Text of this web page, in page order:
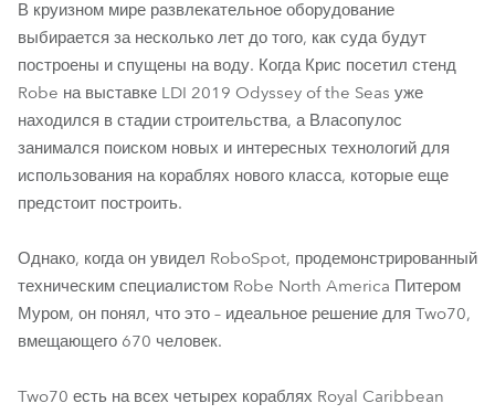
В круизном мире развлекательное оборудование
выбирается за несколько лет до того, как суда будут
построены и спущены на воду. Когда Крис посетил стенд
Robe на выставке LDI 2019 Odyssey of the Seas уже
находился в стадии строительства, а Власопулос
занимался поиском новых и интересных технологий для
использования на кораблях нового класса, которые еще
предстоит построить.
Однако, когда он увидел RoboSpot, продемонстрированный
техническим специалистом Robe North America Питером
Муром, он понял, что это – идеальное решение для Two70,
вмещающего 670 человек.
Two70 есть на всех четырех кораблях Royal Caribbean